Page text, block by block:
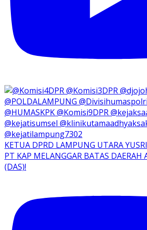
KETUA DPRD LAMPUNG UTARA
PT KAP MELANGGAR BATAS DAERAH
(DAS)!